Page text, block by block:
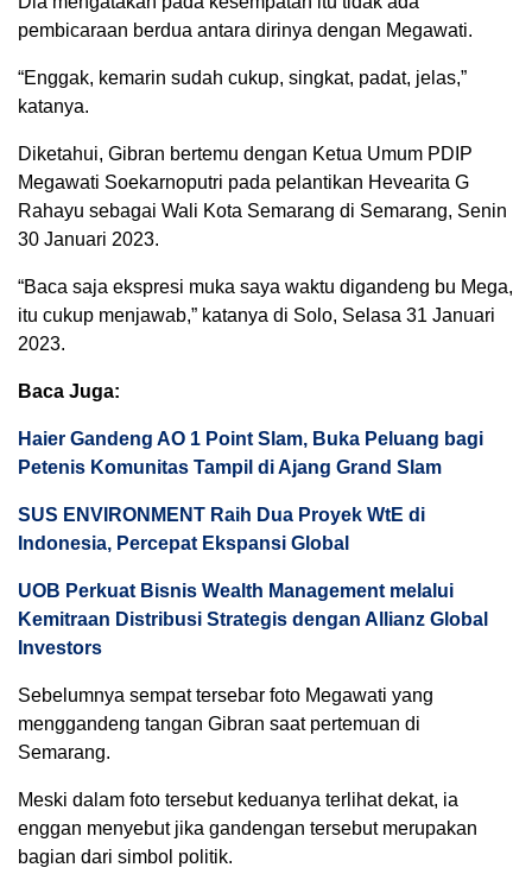
pembicaraan berdua antara dirinya dengan Megawati.
“Enggak, kemarin sudah cukup, singkat, padat, jelas,”
katanya.
Diketahui, Gibran bertemu dengan Ketua Umum PDIP
Megawati Soekarnoputri pada pelantikan Hevearita G
Rahayu sebagai Wali Kota Semarang di Semarang, Senin
30 Januari 2023.
“Baca saja ekspresi muka saya waktu digandeng bu Mega,
itu cukup menjawab,” katanya di Solo, Selasa 31 Januari
2023.
Baca Juga:
Haier Gandeng AO 1 Point Slam, Buka Peluang bagi
Petenis Komunitas Tampil di Ajang Grand Slam
SUS ENVIRONMENT Raih Dua Proyek WtE di
Indonesia, Percepat Ekspansi Global
UOB Perkuat Bisnis Wealth Management melalui
Kemitraan Distribusi Strategis dengan Allianz Global
Investors
Sebelumnya sempat tersebar foto Megawati yang
menggandeng tangan Gibran saat pertemuan di
Semarang.
Meski dalam foto tersebut keduanya terlihat dekat, ia
enggan menyebut jika gandengan tersebut merupakan
bagian dari simbol politik.